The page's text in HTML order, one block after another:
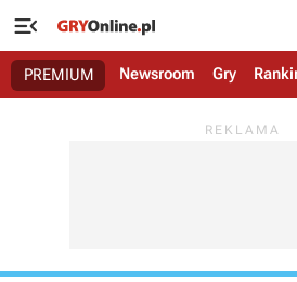

PREMIUM Newsroom Gry